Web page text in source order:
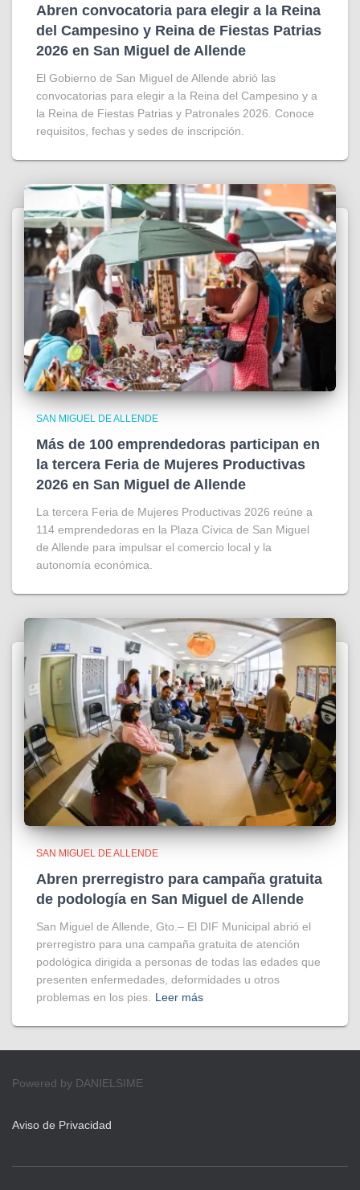
Abren convocatoria para elegir a la Reina
del Campesino y Reina de Fiestas Patrias
2026 en San Miguel de Allende
El Gobierno de San Miguel de Allende abrió las
convocatorias para elegir a la Reina del Campesino y a
la Reina de Fiestas Patrias y Patronales 2026. Conoce
requisitos, fechas y sedes de inscripción.
SAN MIGUEL DE ALLENDE
Más de 100 emprendedoras participan en
la tercera Feria de Mujeres Productivas
2026 en San Miguel de Allende
La tercera Feria de Mujeres Productivas 2026 reúne a
114 emprendedoras en la Plaza Cívica de San Miguel
de Allende para impulsar el comercio local y la
autonomía económica.
SAN MIGUEL DE ALLENDE
Abren prerregistro para campaña gratuita
de podología en San Miguel de Allende
San Miguel de Allende, Gto.– El DIF Municipal abrió el
prerregistro para una campaña gratuita de atención
podológica dirigida a personas de todas las edades que
presenten enfermedades, deformidades u otros
problemas en los pies.
Leer más
Powered by DANIELSIME
Aviso de Privacidad